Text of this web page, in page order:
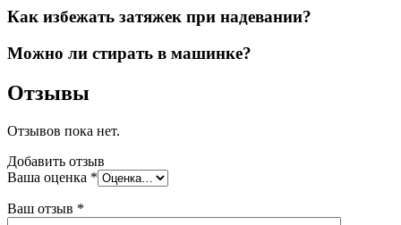
Как избежать затяжек при надевании?
Можно ли стирать в машинке?
Отзывы
Отзывов пока нет.
Добавить отзыв
Ваша оценка *
Ваш отзыв *